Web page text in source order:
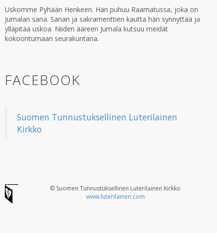
Uskomme Pyhään Henkeen. Hän puhuu Raamatussa, joka on
Jumalan sana. Sanan ja sakramenttien kautta hän synnyttää ja
ylläpitää uskoa. Niiden ääreen Jumala kutsuu meidät
kokoontumaan seurakuntana.
FACEBOOK
Suomen Tunnustuksellinen Luterilainen
Kirkko
© Suomen Tunnustuksellinen Luterilainen Kirkko
www.luterilainen.com